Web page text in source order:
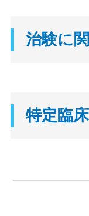
治験に
特定臨